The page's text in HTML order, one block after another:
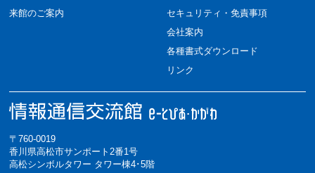
来館のご案内
セキュリティ・免責事項
会社案内
各種書式ダウンロード
リンク
〒760-0019
香川県高松市サンポート2番1号
高松シンボルタワー タワー棟4･5階